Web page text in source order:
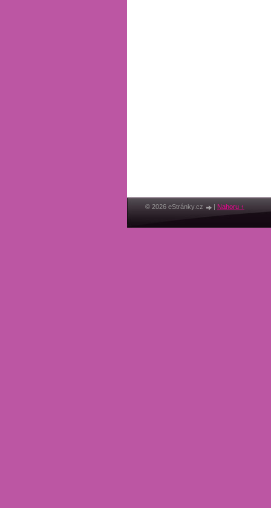
© 2026 eStránky.cz | Nahoru ↑